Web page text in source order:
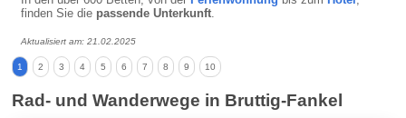
finden Sie die passende Unterkunft.
Aktualisiert am: 21.02.2025
1 2 3 4 5 6 7 8 9 10
Rad- und Wanderwege in Bruttig-Fankel